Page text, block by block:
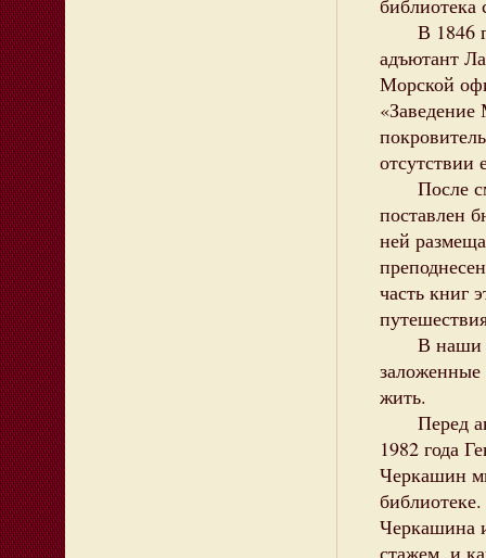
В 1846
адъютант
Морской
отсутствии
После
поставлен
ней
часть книг
В наши
жить.
Перед
1982 года
Черкашин
Черкашина
стажем, и